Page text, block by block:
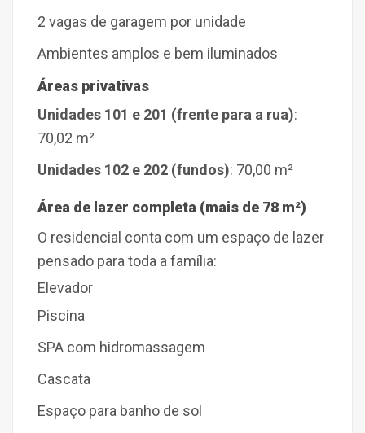
2 vagas de garagem por unidade
Ambientes amplos e bem iluminados
Áreas privativas
Unidades 101 e 201 (frente para a rua):
70,02 m²
Unidades 102 e 202 (fundos): 70,00 m²
Área de lazer completa (mais de 78 m²)
O residencial conta com um espaço de lazer
pensado para toda a família:
Elevador
Piscina
SPA com hidromassagem
Cascata
Espaço para banho de sol